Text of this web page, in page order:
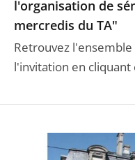
l'organisation de
mercredis du TA"
Retrouvez
l'invitation en cliquant